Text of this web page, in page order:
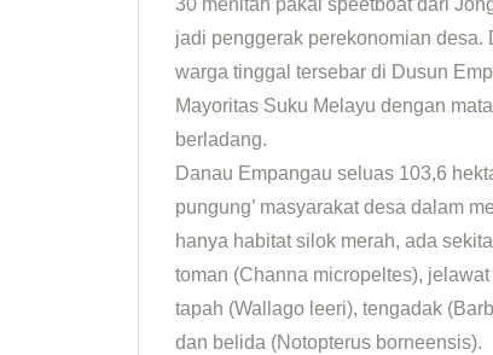
30 menitan pakai speetboat dari
jadi penggerak perekonomian
warga tinggal tersebar di Dusun
Mayoritas Suku Melayu dengan
berladang.
Danau Empangau seluas 103,6
pungung’ masyarakat desa dalam
hanya habitat silok merah, ada
toman (Channa micropeltes),
tapah (Wallago leeri), tengadak
dan belida (Notopterus borneensis).